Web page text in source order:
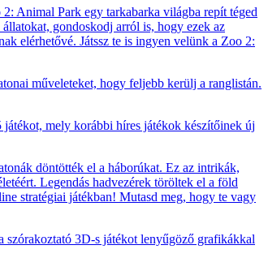
Animal Park egy tarkabarka világba repít téged
gondoskodj arról is, hogy ezek az
elérhetővé. Játssz te is ingyen velünk a Zoo 2:
műveleteket, hogy feljebb kerülj a ranglistán.
mely korábbi híres játékok készítőinek új
döntötték el a háborúkat. Ez az intrikák,
Legendás hadvezérek töröltek el a föld
stratégiai játékban! Mutasd meg, hogy te vagy
3D-s játékot lenyűgöző grafikákkal